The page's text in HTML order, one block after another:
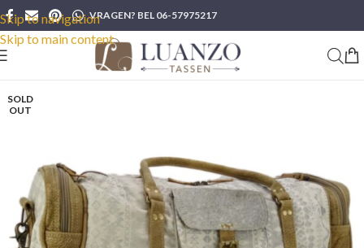
Skip to navigation
Skip to main content
VRAGEN? BEL 06-57975217
SOLD
OUT